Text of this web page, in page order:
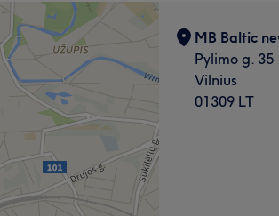
MB Baltic
Pylimo g. 35
Vilnius
01309 LT